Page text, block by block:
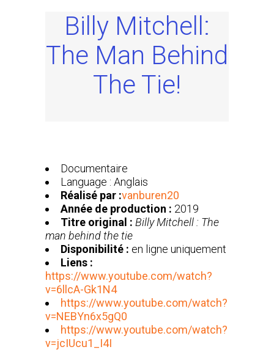
Billy Mitchell:
The Man Behind
The Tie!
Documentaire
Language : Anglais
Réalisé par :vanburen20
Année de production : 2019
Titre original : Billy Mitchell : The
man behind the tie
Disponibilité : en ligne uniquement
Liens :
https://www.youtube.com/watch?
v=6llcA-Gk1N4
https://www.youtube.com/watch?
v=NEBYn6x5gQ0
https://www.youtube.com/watch?
v=jcIUcu1_I4I